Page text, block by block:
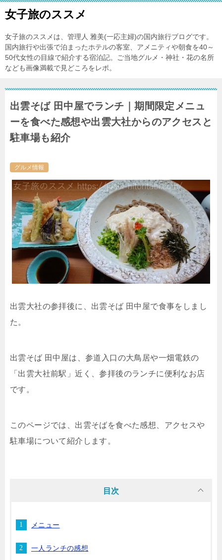
女子旅のススメ
女子旅のススメは、管理人 雅美(一応主婦)の国内旅行ブログです。
国内旅行や出張で泊まったホテルの客室、アメニティや朝食を40～
50代女性の目線で紹介する宿泊記。ご当地グルメ・神社・花の名所
なども画像満載で見どころをレポ。
出雲そば 田中屋でランチ｜期間限定メニュ
ーを食べた感想や出雲大社からのアクセスと
駐車場も紹介
グルメ情報
出雲大社の参拝後に、出雲そば 田中屋で食事をしまし
た。
出雲そば 田中屋は、参道入口の大鳥居や一畑電鉄の
「出雲大社前駅」近く、参拝後のランチに便利なお店
です。
このページでは、出雲そばを食べた感想、アクセスや
駐車場について紹介します。
目次
メニュー
一人ランチの感想